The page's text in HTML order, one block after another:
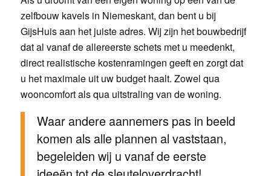
zelfbouw kavels in Niemeskant, dan bent u bij
GijsHuis aan het juiste adres. Wij zijn het bouwbedrijf
dat al vanaf de allereerste schets met u meedenkt,
direct realistische kostenramingen geeft en zorgt dat
u het maximale uit uw budget haalt. Zowel qua
wooncomfort als qua uitstraling van de woning.
Waar andere aannemers pas in beeld
komen als alle plannen al vaststaan,
begeleiden wij u vanaf de eerste